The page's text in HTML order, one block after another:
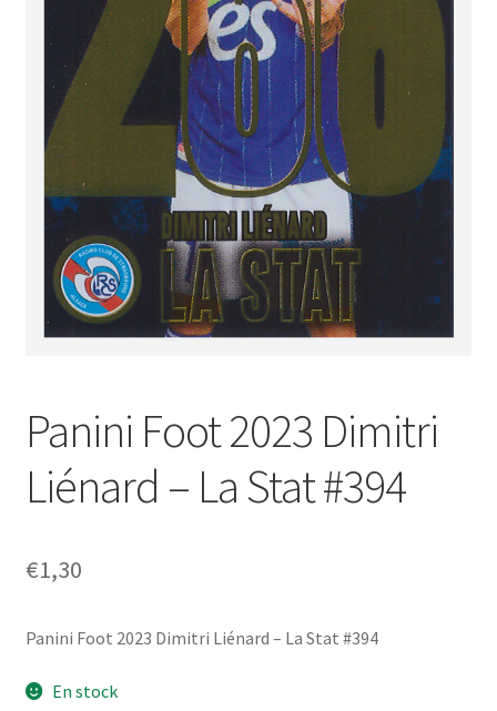
Panini Foot 2023 Dimitri
Liénard – La Stat #394
€1,30
Panini Foot 2023 Dimitri Liénard – La Stat #394
En stock